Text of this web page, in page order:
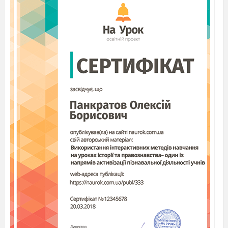
та інших, що вказують на зіставлення об’єктів.
Для того, щоб правильно визначати метафору,
треба добре розбиратися в семантиці та лексиці
художніх виразів.
Метафори бувають 3 типів:
а) стерті – ці метафори вже втратили свою
образність;ходять чутки, вушко голки
б) образні загальномовні метафори;тепла
атмосфера, час бежить
в) індивідуально-авторські образні
метафори;факіл неба цвіте глечиками хмар
7. Метонімія– це такий тип зіставлення понять
у художній літературі, коли одне поняття
використовується з властивостями іншого;
відбувається заміна назви одного предмета чи
явища на інше через суміжність деяких їхніх